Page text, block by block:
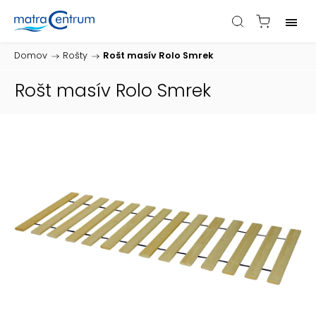
Domov / Rošty / Rošt masív Rolo Smrek
Rošt masív Rolo Smrek